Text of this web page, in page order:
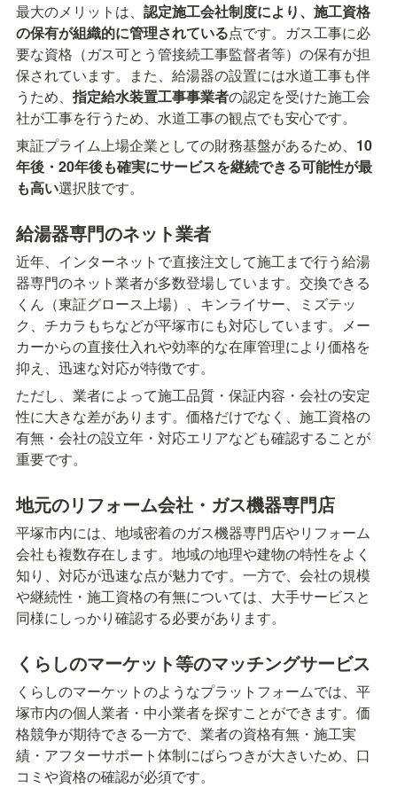
最大のメリットは、 認定施工会社制度により、施工資格
の保有が組織的に管理されている点です。ガス工事に必
要な資格（ガス可とう管接続工事監督者等）の保有が担
保されています。また、給湯器の設置には水道工事も伴
うため、 指定給水装置工事事業者の認定を受けた施工会
社が工事を行うため、水道工事の観点でも安心です。
東証プライム上場企業としての財務基盤があるため、 10
年後・20年後も確実にサービスを継続できる可能性が最
も高い選択肢です。
給湯器専門のネット業者
近年、インターネットで直接注文して施工まで行う給湯
器専門のネット業者が多数登場しています。交換できる
くん（東証グロース上場）、キンライサー、ミズテッ
ク、チカラもちなどが平塚市にも対応しています。メー
カーからの直接仕入れや効率的な在庫管理により価格を
抑え、迅速な対応が特徴です。
ただし、業者によって施工品質・保証内容・会社の安定
性に大きな差があります。価格だけでなく、施工資格の
有無・会社の設立年・対応エリアなども確認することが
重要です。
地元のリフォーム会社・ガス機器専門店
平塚市内には、地域密着のガス機器専門店やリフォーム
会社も複数存在します。地域の地理や建物の特性をよく
知り、対応が迅速な点が魅力です。一方で、会社の規模
や継続性・施工資格の有無については、大手サービスと
同様にしっかり確認する必要があります。
くらしのマーケット等のマッチングサービス
くらしのマーケットのようなプラットフォームでは、平
塚市内の個人業者・中小業者を探すことができます。価
格競争が期待できる一方で、業者の資格有無・施工実
績・アフターサポート体制にばらつきが大きいため、口
コミや資格の確認が必須です。